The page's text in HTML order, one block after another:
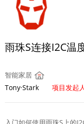
雨珠S连接I2C温
智能家居
Tony·Stark
项目发起